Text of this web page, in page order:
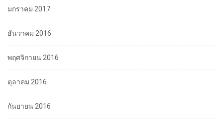
มกราคม 2017
ธันวาคม 2016
พฤศจิกายน 2016
ตุลาคม 2016
กันยายน 2016